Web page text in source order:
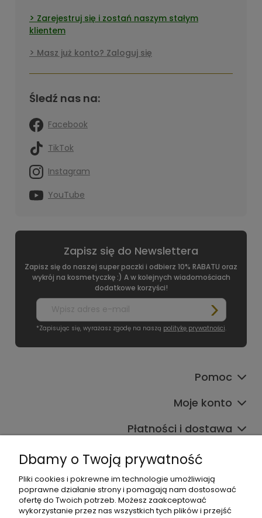
Zarejestruj się i zostań naszym stałym
klientem
Masz już konto? Zaloguj się
Śledź nas na:
Facebook
TikTok
Instagram
YouTube
Zapisz się do Newslettera
Zapisz się do naszej super paczki i odbierz 10% RABATU oraz
wykrój na kosmetyczkę :) A w kolejnych wiadomościach
dodatkowe korzyści!
*Zapisując się, wyrażasz zgodę na naszą politykę prywatności.
Pomoc
Moje konto
Płatności i dostawa
Informacje
O nas
Dbamy o Twoją prywatność
Pliki cookies i pokrewne im technologie umożliwiają
poprawne działanie strony i pomagają nam dostosować
ofertę do Twoich potrzeb. Możesz zaakceptować
wykorzystanie przez nas wszystkich tych plików i przejść